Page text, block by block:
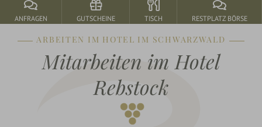
ANFRAGEN GUTSCHEINE TISCH RESTPLATZ BÖRSE
Genuss
Feiern
ARBEITEN IM HOTEL IM SCHWARZWALD
Mitarbeiten im Hotel
Rebstock